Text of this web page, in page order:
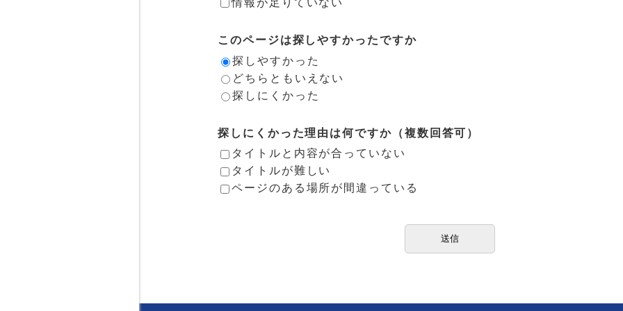
このページは探しやすかったですか
探しやすかった
どちらともいえない
探しにくかった
探しにくかった理由は何ですか（複数回答可）
タイトルと内容が合っていない
タイトルが難しい
ページのある場所が間違っている